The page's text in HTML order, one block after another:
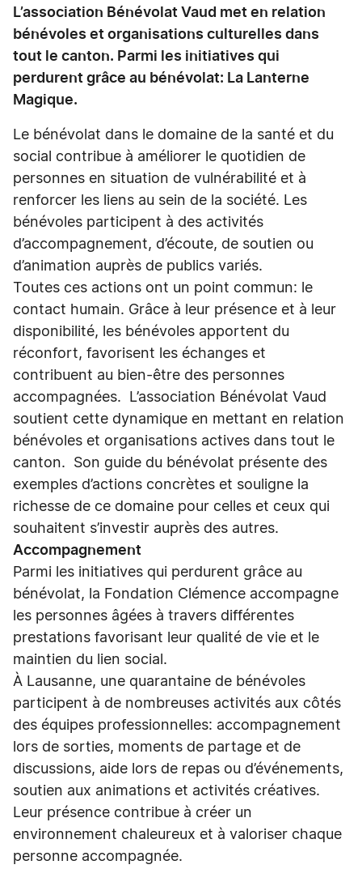
L’association Bénévolat Vaud met en relation
bénévoles et organisations culturelles dans
tout le canton. Parmi les initiatives qui
perdurent grâce au bénévolat: La Lanterne
Magique.
Le bénévolat dans le domaine de la santé et du
social contribue à améliorer le quotidien de
personnes en situation de vulnérabilité et à
renforcer les liens au sein de la société. Les
bénévoles participent à des activités
d’accompagnement, d’écoute, de soutien ou
d’animation auprès de publics variés.
Toutes ces actions ont un point commun: le
contact humain. Grâce à leur présence et à leur
disponibilité, les bénévoles apportent du
réconfort, favorisent les échanges et
contribuent au bien-être des personnes
accompagnées. L’association Bénévolat Vaud
soutient cette dynamique en mettant en relation
bénévoles et organisations actives dans tout le
canton. Son guide du bénévolat présente des
exemples d’actions concrètes et souligne la
richesse de ce domaine pour celles et ceux qui
souhaitent s’investir auprès des autres.
Accompagnement
Parmi les initiatives qui perdurent grâce au
bénévolat, la Fondation Clémence accompagne
les personnes âgées à travers différentes
prestations favorisant leur qualité de vie et le
maintien du lien social.
À Lausanne, une quarantaine de bénévoles
participent à de nombreuses activités aux côtés
des équipes professionnelles: accompagnement
lors de sorties, moments de partage et de
discussions, aide lors de repas ou d’événements,
soutien aux animations et activités créatives.
Leur présence contribue à créer un
environnement chaleureux et à valoriser chaque
personne accompagnée.